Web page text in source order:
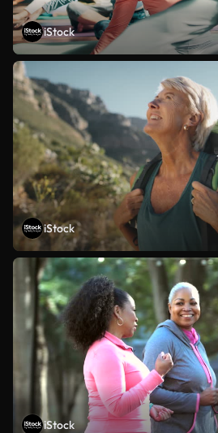
iStock
iStock
iStock